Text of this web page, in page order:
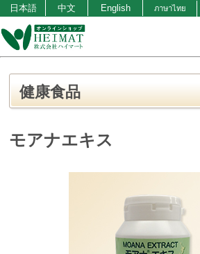
日本語 中文 English ภาษาไทย
健康食品
モアナエキス